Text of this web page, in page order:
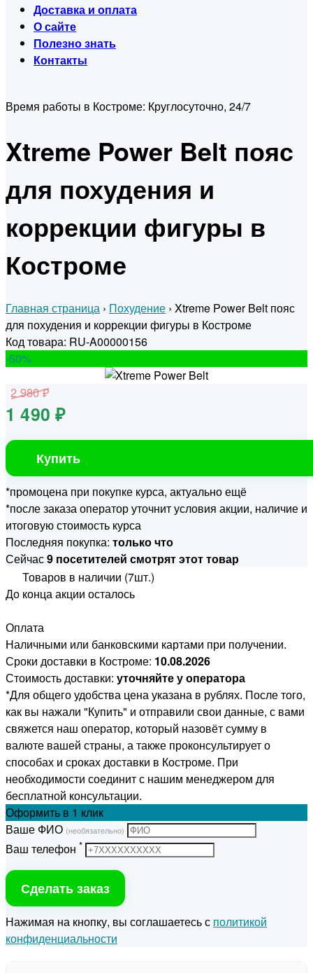
Доставка и оплата
О сайте
Полезно знать
Контакты
Время работы в Костроме: Круглосуточно, 24/7
Xtreme Power Belt пояс
для похудения и
коррекции фигуры в
Костроме
Главная страница › Похудение › Xtreme Power Belt пояс
для похудения и коррекции фигуры в Костроме
Код товара: RU-A00000156
-50%
2 980 ₽
1 490 ₽
Купить
*промоцена при покупке курса, актуально ещё
*после заказа оператор уточнит условия акции, наличие и
итоговую стоимость курса
Последняя покупка: только что
Сейчас9 посетителей смотрят этот товар
Товаров в наличии (7шт.)
До конца акции осталось
Оплата
Наличными или банковскими картами при получении.
Сроки доставки в Костроме: 10.08.2026
Стоимость доставки: уточняйте у оператора
*Для общего удобства цена указана в рублях. После того,
как вы нажали "Купить" и отправили свои данные, с вами
свяжется наш оператор, который назовёт сумму в
валюте вашей страны, а также проконсультирует о
способах и сроках доставки в Костроме. При
необходимости соединит с нашим менеджером для
бесплатной консультации.
Оформить в 1 клик
Ваше ФИО (необязательно)
Ваш телефон *
Сделать заказ
Нажимая на кнопку, вы соглашаетесь с политикой
конфиденциальности